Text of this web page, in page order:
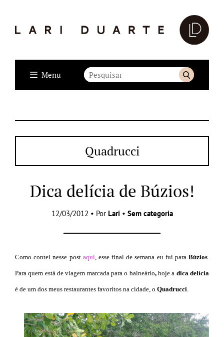
Menu
Quadrucci
Dica delícia de Búzios!
12/03/2012 • Por Lari • Sem categoria
Como contei nesse post aqui , esse final de semana eu fui paraBúzios
Para quem está de viagem marcada para o balneário,hoje a dica delícia
é de um dos meus restaurantes favoritos na cidade, o Quadrucci